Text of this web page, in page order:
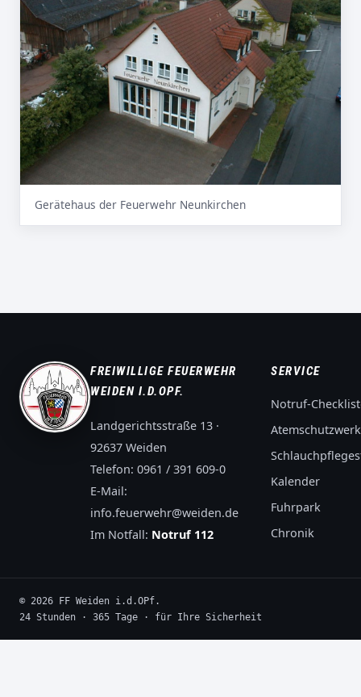
Gerätehaus der Feuerwehr Neunkirchen
FREIWILLIGE FEUERWEHR
WEIDEN I.D.OPF.
Landgerichtsstraße 13 ·
92637 Weiden
Telefon: 0961 / 391 609-0
E-Mail:
info.feuerwehr@weiden.de
Im Notfall: Notruf 112
SERVICE
Notruf-
Kalender
Fuhrpark
Chronik
© 2026 FF Weiden i.d.OPf.
24 Stunden · 365 Tage · für Ihre Sicherheit